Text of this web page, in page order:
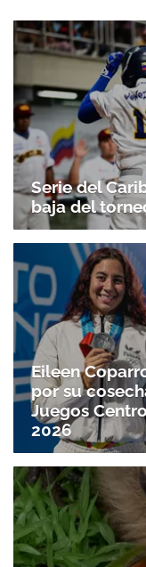
Serie del
baja del
Eileen
por su
Juegos
2026